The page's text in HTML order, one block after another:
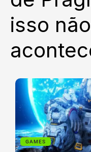
isso
GAMES